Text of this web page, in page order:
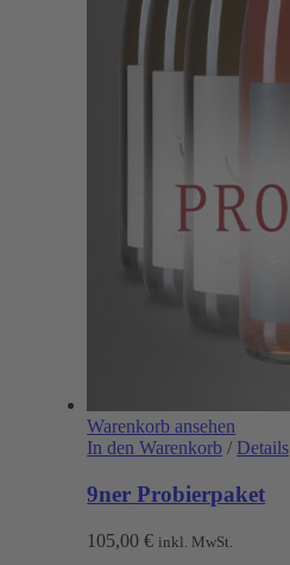
Warenkorb ansehen
In den Warenkorb / Details
9ner Probierpaket
105,00€ inkl. MwSt.